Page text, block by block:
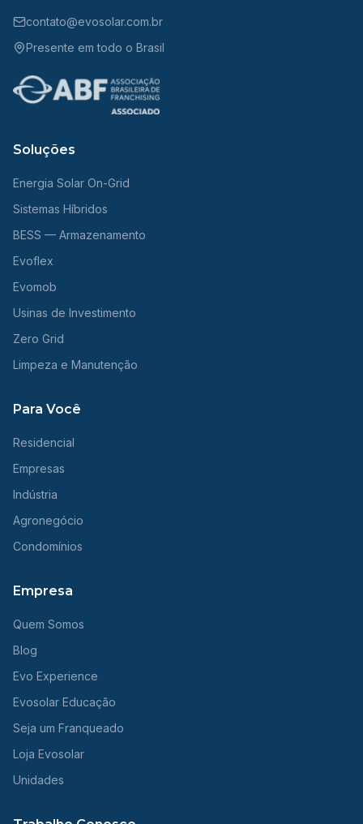
contato@evosolar.com.br
Presente em todo o Brasil
Soluções
Energia Solar On-Grid
Sistemas Híbridos
BESS — Armazenamento
Evoflex
Evomob
Usinas de Investimento
Zero Grid
Limpeza e Manutenção
Para Você
Residencial
Empresas
Indústria
Agronegócio
Condomínios
Empresa
Quem Somos
Blog
Evo Experience
Evosolar Educação
Seja um Franqueado
Loja Evosolar
Unidades